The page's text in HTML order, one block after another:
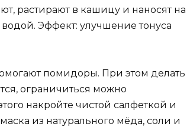
растирают в кашицу и наносят на
Эффект: улучшение тонуса
помидоры. При этом делать
ограничиться можно
накройте чистой салфеткой и
из натурального мёда, соли и